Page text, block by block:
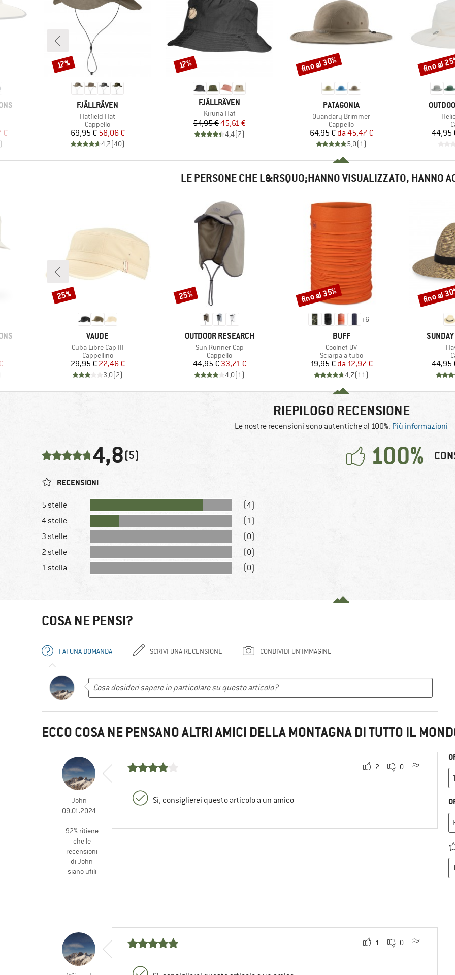
€
MARCHIO
FJÄLLRÄVEN
Articolo
Hatfield Hat
Gruppo di prodotti
Cappello
Prezzo
69,95 €Prezzo ridotto
58,06 €
4,7(40)
Sconto
17%
MARCHIO
FJÄLLRÄVEN
Articolo
Kiruna Hat
Prezzo
54,95 €Prezzo ridotto
45,61 €
4,4(7)
Sconto
17%
MARCHIO
PATAGONIA
Articolo
Quandary Brimmer
Gruppo di prodotti
Cappello
Prezzo
64,95 € Prezzo ridotto
da 45,47 €
5,0(1)
Sconto
fino al 30%
44,95
Sconto
fino al
LE PERSONE CHE L&RSQUO;HANNO VISUALIZZATO, HANNO
MARCHIO
VAUDE
Articolo
Cuba Libre Cap III
Gruppo di prodotti
Cappellino
Prezzo
29,95 €Prezzo ridotto
22,46 €
3,0(2)
Sconto
25%
MARCHIO
OUTDOOR RESEARCH
Articolo
Sun Runner Cap
Gruppo di prodotti
Cappello
Prezzo
44,95 €Prezzo ridotto
33,71 €
4,0(1)
Sconto
25%
+6
MARCHIO
BUFF
Articolo
Coolnet UV
Gruppo di prodotti
Sciarpa a tubo
Prezzo
19,95 € Prezzo ridotto
da 12,97 €
4,7(11)
Sconto
fino al 35%
44,95
Sconto
fino al
RIEPILOGO RECENSIONE
Le nostre recensioni sono autentiche al 100%. Più informazioni
4,8(5) 100%
RECENSIONI
5 stelle
(4)
4 stelle
(1)
3 stelle
(0)
2 stelle
(0)
1 stella
(0)
COSA NE PENSI?
FAI UNA DOMANDA SCRIVI UNA RECENSIONE CONDIVIDI UN'IMMAGINE
ECCO COSA NE PENSANO ALTRI AMICI DELLA MONTAGNA DI TUTTO IL
John
09.01.2024
92% ritiene
che le
recensioni
di John
siano utili
2 0
Sì, consiglierei questo articolo a un amico
1 0